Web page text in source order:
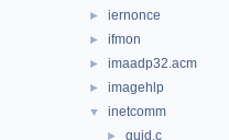
► iernonce
► ifmon
► imaadp32.acm
► imagehlp
▼ inetcomm
► guid.c